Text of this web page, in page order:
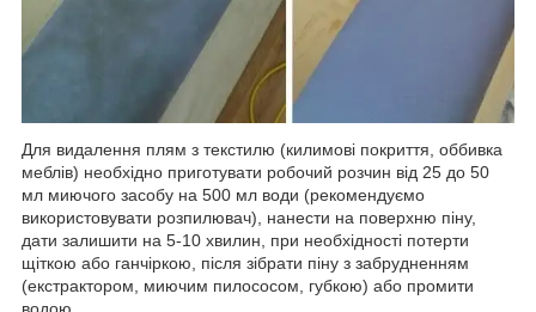
Для видалення плям з текстилю (килимові покриття, оббивка
меблів) необхідно приготувати робочий розчин від 25 до 50
мл миючого засобу на 500 мл води (рекомендуємо
використовувати розпилювач), нанести на поверхню піну,
дати залишити на 5-10 хвилин, при необхідності потерти
щіткою або ганчіркою, після зібрати піну з забрудненням
(екстрактором, миючим пилососом, губкою) або промити
водою.